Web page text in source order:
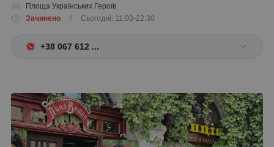
Площа Українських Героїв
Зачинено
/ Сьогодні: 11:00-22:30
+38 067 612 ...